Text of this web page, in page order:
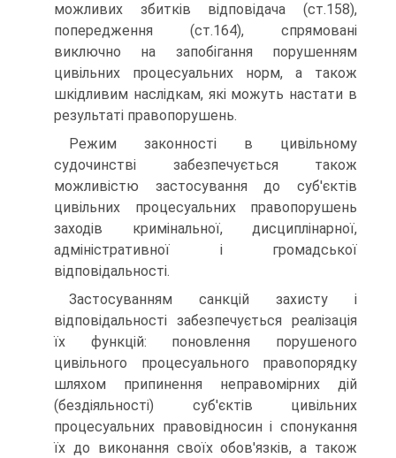
можливих збитків відповідача (ст.158),
попередження (ст.164), спрямовані
виключно на запобігання порушенням
цивільних процесуальних норм, а також
шкідливим наслідкам, які можуть настати в
результаті правопорушень.
Режим законності в цивільному
судочинстві забезпечується також
можливістю застосування до суб'єктів
цивільних процесуальних правопорушень
заходів кримінальної, дисциплінарної,
адміністративної і громадської
відповідальності.
Застосуванням санкцій захисту і
відповідальності забезпечується реалізація
їх функцій: поновлення порушеного
цивільного процесуального правопорядку
шляхом припинення неправомірних дій
(бездіяльності) суб'єктів цивільних
процесуальних правовідносин і спонукання
їх до виконання своїх обов'язків, а також